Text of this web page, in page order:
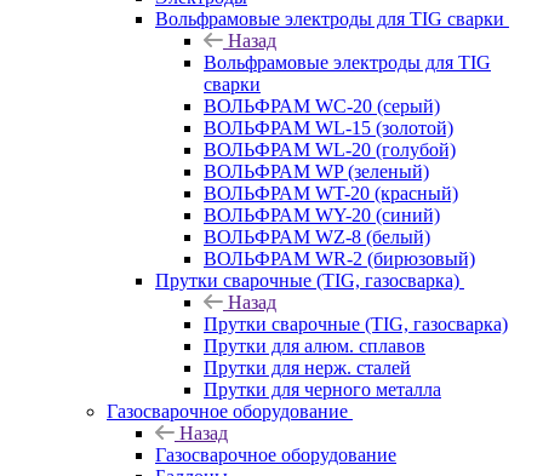
Вольфрамовые электроды для TIG сварки
Назад
Вольфрамовые электроды для TIG
сварки
ВОЛЬФРАМ WC-20 (серый)
ВОЛЬФРАМ WL-15 (золотой)
ВОЛЬФРАМ WL-20 (голубой)
ВОЛЬФРАМ WP (зеленый)
ВОЛЬФРАМ WT-20 (красный)
ВОЛЬФРАМ WY-20 (синий)
ВОЛЬФРАМ WZ-8 (белый)
ВОЛЬФРАМ WR-2 (бирюзовый)
Прутки сварочные (TIG, газосварка)
Назад
Прутки сварочные (TIG, газосварка)
Прутки для алюм. сплавов
Прутки для нерж. сталей
Прутки для черного металла
Газосварочное оборудование
Назад
Газосварочное оборудование